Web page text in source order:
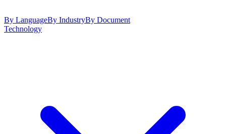
By LanguageBy IndustryBy Document
Technology